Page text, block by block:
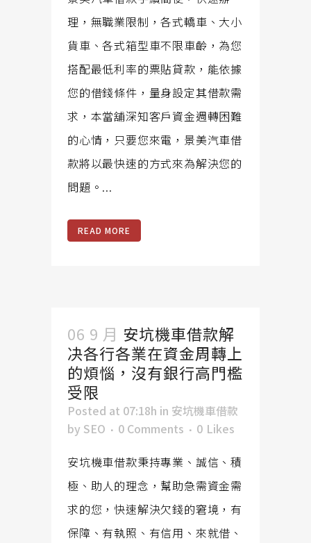
理，無職業限制，各式轎車、大小
貨車、各式箱型車不限車齡，為您
搭配最低利率的票貼貸款，能依據
您的借錢條件，量身設定其借款需
求，本當舖深知客戶資金週轉困難
的心情，只要您來電，景美汽車借
款將以最快速的方式來為解決您的
問題。...
READ MORE
06 9 月 安坑機車借款解
决各行各業在資金周轉上
的煩惱，沒有銀行高門檻
受限
Posted at 07:18h in 安坑機車借款
by SEO 0 Comments 0 Likes
安坑機車借款秉持專業、誠信、積
極、助人的理念，幫助急需資金需
求的您，快速解決欠錢的窘境，有
保障、有執照、有信用、來就借、